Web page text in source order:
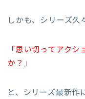
しかも、シリーズ久
「思い切ってアク
か？」
と、シリーズ最新作